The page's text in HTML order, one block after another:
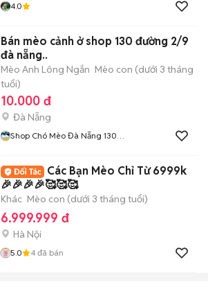
4.0
Bán mèo cảnh ở shop 130 đường 2/9
đà nẵng..
Mèo Anh Lông Ngắn Mèo con (dưới 3 tháng
tuổi)
10.000 đ
Đà Nẵng
Shop Chó Mèo Đà Nẵng 130
Các Bạn Mèo Chỉ Từ 6999k
🎉🎉🎉🎉🥰🥰🥰
Khác Mèo con (dưới 3 tháng tuổi)
6.999.999 đ
Hà Nội
5.0 4 đã bán